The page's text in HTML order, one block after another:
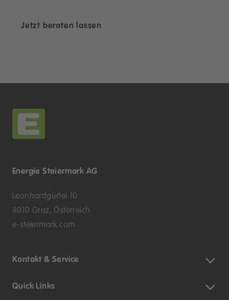
Jetzt beraten lassen
Energie Steiermark AG
Leonhardgürtel 10
8010 Graz, Österreich
e-steiermark.com
Kontakt & Service
Quick Links